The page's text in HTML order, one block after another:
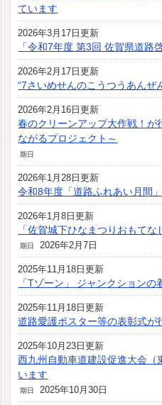
ています
2026年3月17日更新
「令和7年度 第3回 佐賀県道路
2026年2月17日更新
“7さいめせんのこうつうあんぜ
2026年2月16日更新
春のクリーンアップ大作戦！が
ながるプロジェクト～
期日
2026年1月28日更新
令和8年度「道路ふれあい月間
2026年1月8日更新
「佐賀城下ひなまつりおもて
期日 2026年2月7日
2025年11月18日更新
「Tゾーン」 ジャンクション
2025年11月18日更新
道路愛護ポスター等の表彰式が
2025年10月23日更新
西九州自動車道建設促進大会
います
期日 2025年10月30日